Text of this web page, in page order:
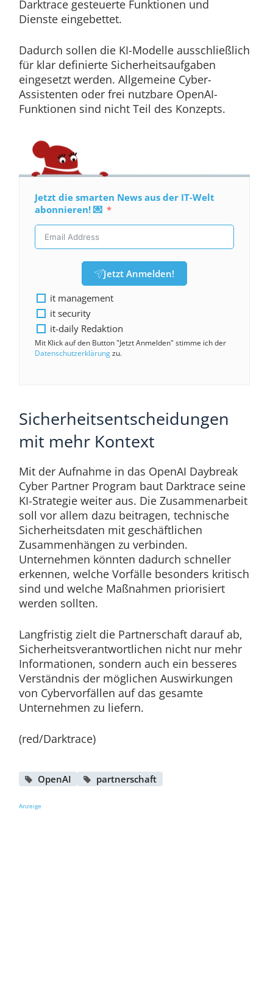
Darktrace gesteuerte Funktionen und
Dienste eingebettet.
Dadurch sollen die KI-Modelle ausschließlich
für klar definierte Sicherheitsaufgaben
eingesetzt werden. Allgemeine Cyber-
Assistenten oder frei nutzbare OpenAI-
Funktionen sind nicht Teil des Konzepts.
Jetzt die smarten News aus der IT-Welt
abonnieren! 💌
Jetzt Anmelden!
it management
it security
it-daily Redaktion
Mit Klick auf den Button "Jetzt Anmelden" stimme ich der
Datenschutzerklärungzu.
Sicherheitsentscheidungen
mit mehr Kontext
Mit der Aufnahme in das OpenAI Daybreak
Cyber Partner Program baut Darktrace seine
KI-Strategie weiter aus. Die Zusammenarbeit
soll vor allem dazu beitragen, technische
Sicherheitsdaten mit geschäftlichen
Zusammenhängen zu verbinden.
Unternehmen könnten dadurch schneller
erkennen, welche Vorfälle besonders kritisch
sind und welche Maßnahmen priorisiert
werden sollten.
Langfristig zielt die Partnerschaft darauf ab,
Sicherheitsverantwortlichen nicht nur mehr
Informationen, sondern auch ein besseres
Verständnis der möglichen Auswirkungen
von Cybervorfällen auf das gesamte
Unternehmen zu liefern.
(red/Darktrace)
OpenAI partnerschaft
Anzeige